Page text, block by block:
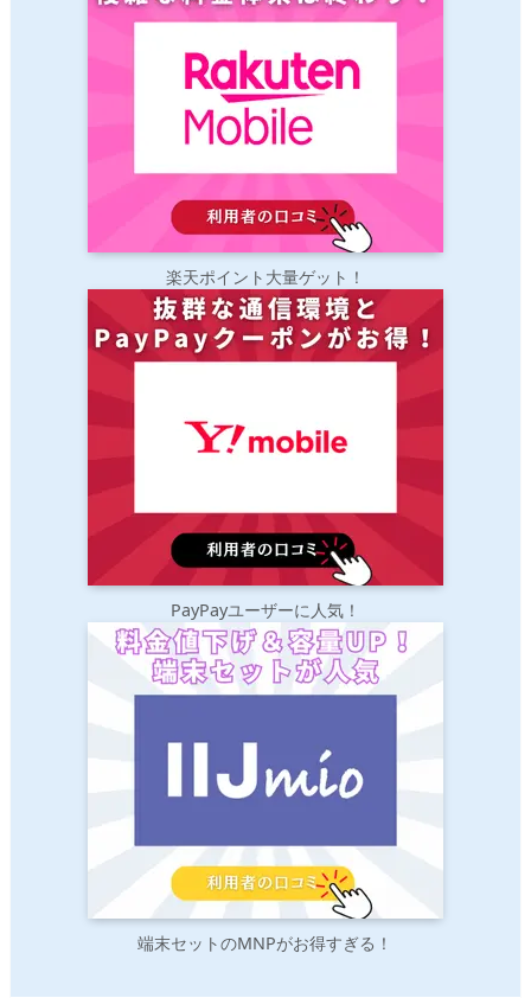
楽天ポイント大量ゲット！
PayPayユーザーに人気！
端末セットのMNPがお得すぎる！